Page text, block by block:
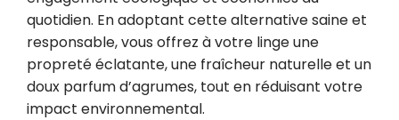
quotidien. En adoptant cette alternative saine et
responsable, vous offrez à votre linge une
propreté éclatante, une fraîcheur naturelle et un
doux parfum d’agrumes, tout en réduisant votre
impact environnemental.